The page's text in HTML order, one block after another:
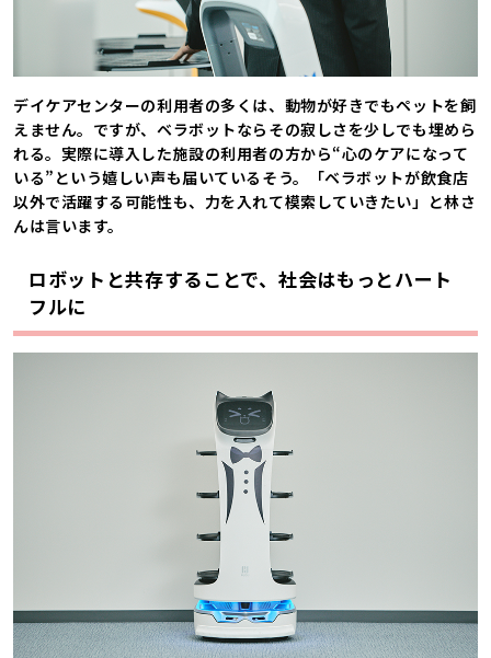
デイケアセンターの利用者の多くは、動物が好きでもペットを飼
えません。ですが、ベラボットならその寂しさを少しでも埋めら
れる。実際に導入した施設の利用者の方から“心のケアになって
いる”という嬉しい声も届いているそう。「ベラボットが飲食店
以外で活躍する可能性も、力を入れて模索していきたい」と林さ
んは言います。
ロボットと共存することで、社会はもっとハート
フルに